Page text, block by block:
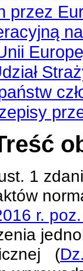
przez
1
r.
(